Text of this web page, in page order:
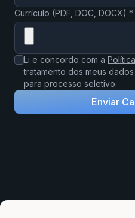
Currículo (PDF, DOC, DOCX) *
Li e concordo com a
tratamento dos meus
para processo seletivo.
Enviar